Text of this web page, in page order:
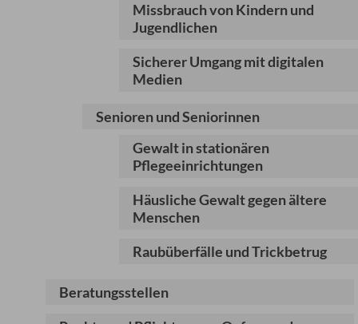
Missbrauch von Kindern und
Jugendlichen
Sicherer Umgang mit digitalen
Medien
Senioren und Seniorinnen
Gewalt in stationären
Pflegeeinrichtungen
Häusliche Gewalt gegen ältere
Menschen
Raubüberfälle und Trickbetrug
Beratungsstellen